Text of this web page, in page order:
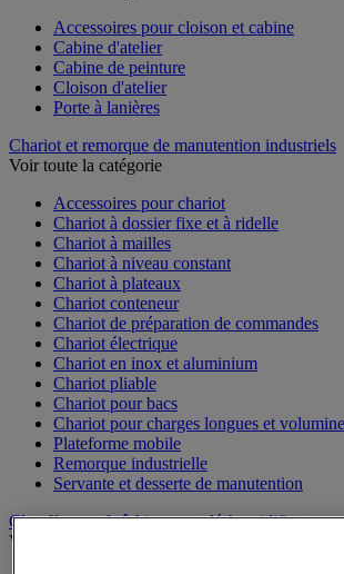
Accessoires pour cloison et cabine
Cabine d'atelier
Cabine de peinture
Cloison d'atelier
Porte à lanières
Chariot et remorque de manutention industriels
Voir toute la catégorie
Accessoires pour chariot
Chariot à dossier fixe et à ridelle
Chariot à mailles
Chariot à niveau constant
Chariot à plateaux
Chariot conteneur
Chariot de préparation de commandes
Chariot électrique
Chariot en inox et aluminium
Chariot pliable
Chariot pour bacs
Chariot pour charges longues et
Plateforme mobile
Remorque industrielle
Servante et desserte de manutention
Chauffage, rafraîchisseur et déshumidificateur
Voir toute la catégorie